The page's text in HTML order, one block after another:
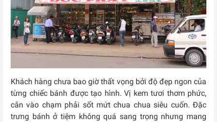
Khách hàng chưa bao giờ thất vọng bởi độ đẹp ngon của
từng chiếc bánh được tạo hình. Vị kem tươi thơm phức,
cắn vào chạm phải sốt mứt chua chua siêu cuốn. Đặc
trưng bánh ở tiệm không quá sang trọng nhưng mang